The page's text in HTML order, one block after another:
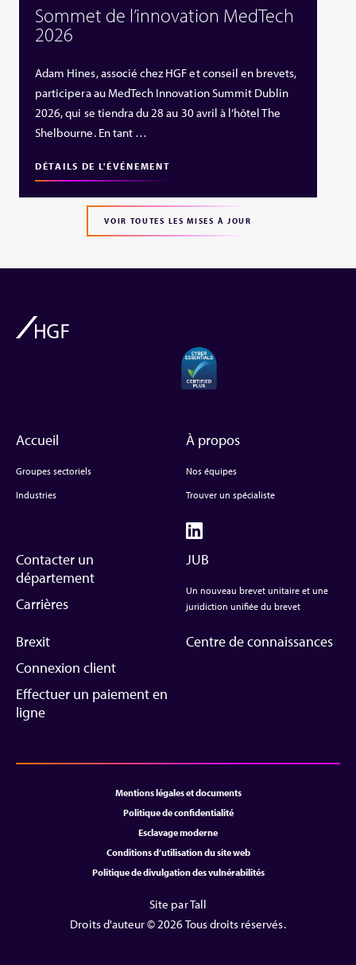
Sommet de l’innovation MedTech
2026
Adam Hines, associé chez HGF et conseil en brevets,
participera au MedTech Innovation Summit Dublin
2026, qui se tiendra du 28 au 30 avril à l’hôtel The
Shelbourne. En tant …
DÉTAILS DE L'ÉVÉNEMENT
VOIR TOUTES LES MISES À JOUR
Accueil
Groupes sectoriels
Industries
À propos
Nos équipes
Trouver un spécialiste
Contacter un
département
Carrières
JUB
Un nouveau brevet unitaire et une
juridiction unifiée du brevet
Brexit
Connexion client
Effectuer un paiement en
ligne
Centre de connaissances
Mentions légales et documents
Politique de confidentialité
Esclavage moderne
Conditions d’utilisation du site web
Politique de divulgation des vulnérabilités
Site par Tall
Droits d'auteur © 2026 Tous droits réservés.